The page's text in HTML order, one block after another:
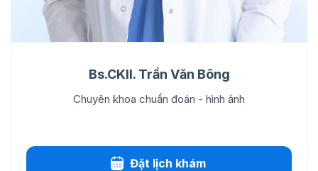
Bs.CKII. Trần Văn Bông
Chuyên khoa chuẩn đoán - hình ảnh
Đặt lịch khám